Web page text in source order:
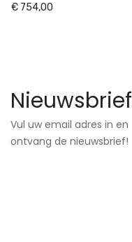
€ 754,00
Nieuwsbrief
Vul uw email adres in en
ontvang de nieuwsbrief!